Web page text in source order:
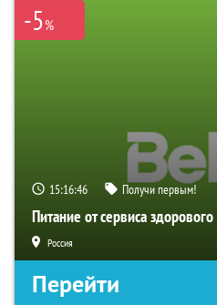
-5%
15:16:45 Получи первым!
Питание от сервиса
Россия
Перейти